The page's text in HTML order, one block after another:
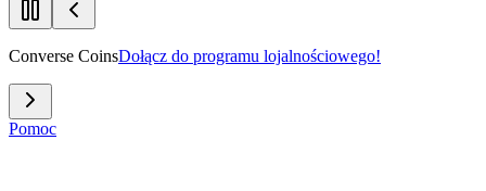
Converse CoinsDołącz do programu lojalnościowego!
Pomoc